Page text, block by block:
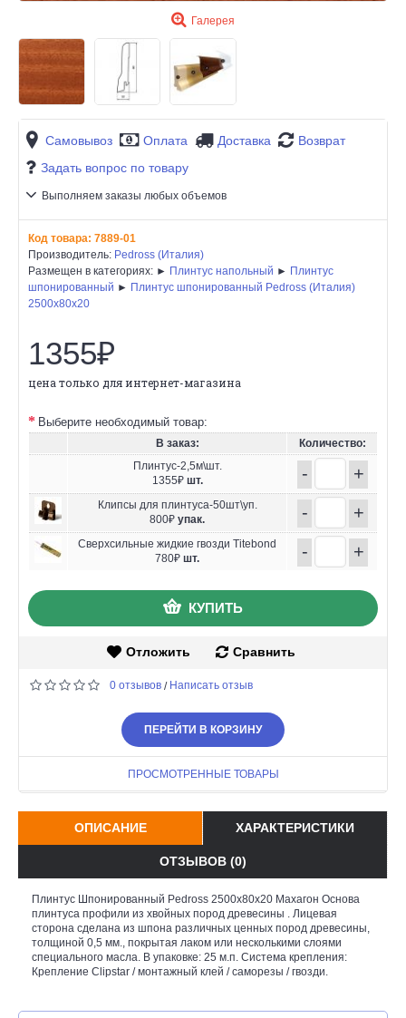
Галерея
Самовывоз Оплата Доставка
Возврат
Задать вопрос по товару
Выполняем заказы любых объемов
Код товара: 7889-01
Производитель: Pedross (Италия)
Размещен в категориях: ► Плинтус напольный ► Плинтус
шпонированный ► Плинтус шпонированный Pedross (Италия)
2500х80х20
1355₽
цена только для интернет-магазина
Выберите необходимый товар:
В заказ:
Количество:
Плинтус-2,5м\шт.
1355₽ шт. - +
Клипсы для плинтуса-50шт\уп.
800₽ упак. - +
Сверхсильные жидкие гвозди Titebond
780₽ шт. - +
КУПИТЬ
Отложить Сравнить
0 отзывов / Написать отзыв
ПЕРЕЙТИ В КОРЗИНУ
ПРОСМОТРЕННЫЕ ТОВАРЫ
ОПИСАНИЕ ХАРАКТЕРИСТИКИ
ОТЗЫВОВ (0)
Плинтус Шпонированный Pedross 2500х80х20 Махагон Основа
плинтуса профили из хвойных пород древесины . Лицевая
сторона сделана из шпона различных ценных пород древесины,
толщиной 0,5 мм., покрытая лаком или несколькими слоями
специального масла. В упаковке: 25 м.п. Система крепления:
Крепление Clipstar / монтажный клей / саморезы / гвозди.